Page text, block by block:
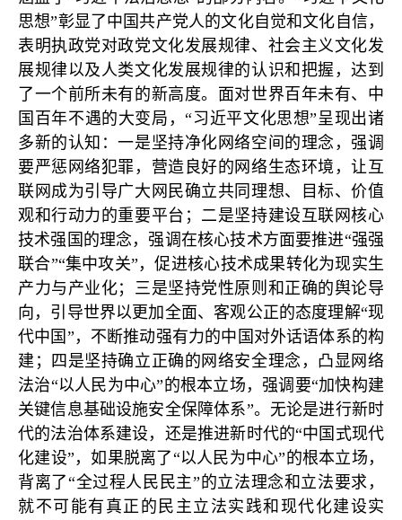
思想”彰显了中国共产党人的文化自觉和文化自信，
表明执政党对政党文化发展规律、社会主义文化发
展规律以及人类文化发展规律的认识和把握，达到
了一个前所未有的新高度。面对世界百年未有、中
国百年不遇的大变局，“习近平文化思想”呈现出诸
多新的认知：一是坚持净化网络空间的理念，强调
要严惩网络犯罪，营造良好的网络生态环境，让互
联网成为引导广大网民确立共同理想、目标、价值
观和行动力的重要平台；二是坚持建设互联网核心
技术强国的理念，强调在核心技术方面要推进“强强
联合”“集中攻关”，促进核心技术成果转化为现实生
产力与产业化；三是坚持党性原则和正确的舆论导
向，引导世界以更加全面、客观公正的态度理解“现
代中国”，不断推动强有力的中国对外话语体系的构
建；四是坚持确立正确的网络安全理念，凸显网络
法治“以人民为中心”的根本立场，强调要“加快构建
关键信息基础设施安全保障体系”。无论是进行新时
代的法治体系建设，还是推进新时代的“中国式现代
化建设”，如果脱离了“以人民为中心”的根本立场，
背离了“全过程人民民主”的立法理念和立法要求，
就不可能有真正的民主立法实践和现代化建设实